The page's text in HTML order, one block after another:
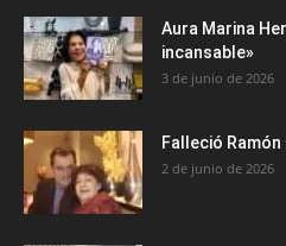
Aura Marina
incansable»
3 de junio de 2026
Falleció Ramón
2 de junio de 2026